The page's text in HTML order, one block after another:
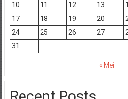
10
11 12 13
17
18 19 20
24
25 26 27
31
« Mei